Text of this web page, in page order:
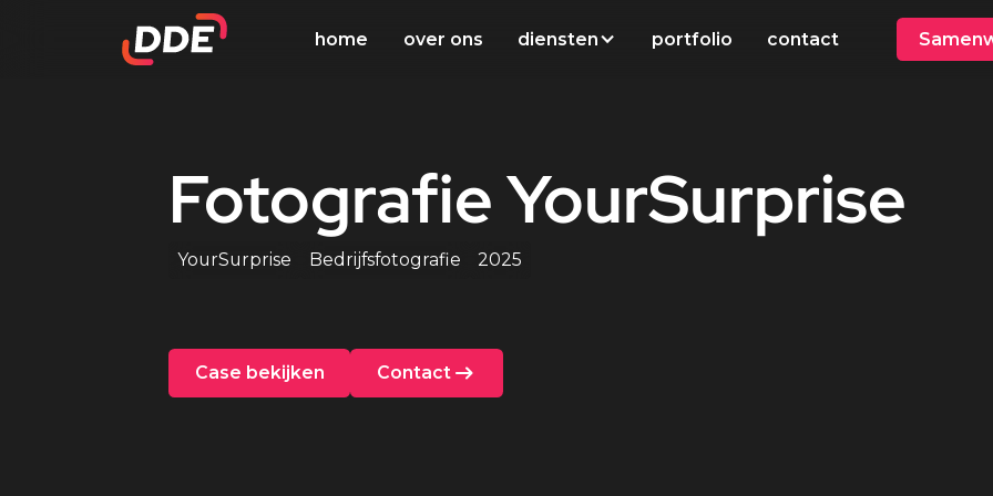
home over ons diensten portfolio contact
FotografieYourSurprise
YourSurprise Bedrijfsfotografie 2025
Case bekijken Contact